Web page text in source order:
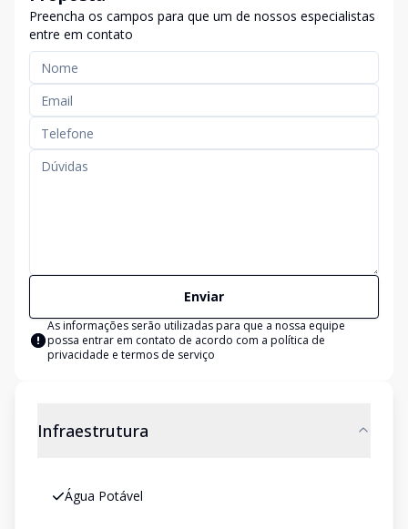
Preencha os campos para que um de nossos especialistas
entre em contato
Enviar
As informações serão utilizadas para que a nossa equipe
possa entrar em contato de acordo com a política de
privacidade e termos de serviço
Infraestrutura
Água Potável